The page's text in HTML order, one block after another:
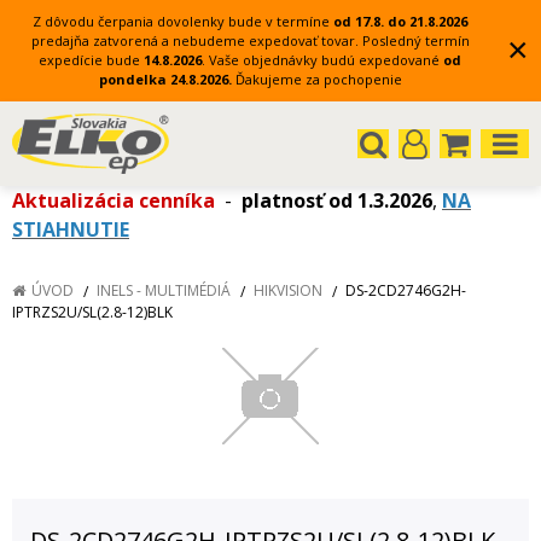
Z dôvodu čerpania dovolenky bude v termíne od 17.8. do 21.8.2026
predajňa zatvorená a nebudeme expedovať tovar. Posledný termín
expedície bude 14.8.2026. Vaše objednávky budú expedované od
pondelka 24.8.2026. Ďakujeme za pochopenie
×
Aktualizácia cenníka - platnosť od 1.3.2026, NA
STIAHNUTIE
ÚVOD INELS - MULTIMÉDIÁ HIKVISION
DS-2CD2746G2H-
IPTRZS2U/SL(2.8-12)BLK